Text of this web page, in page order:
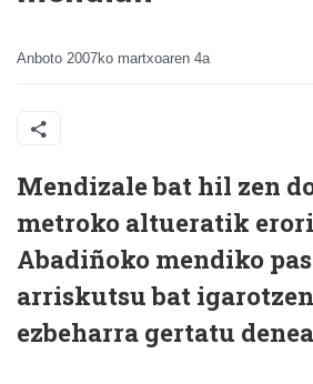
Anboto 2007ko martxoaren 4a
Mendizale bat hil zen
metroko altueratik
Abadiñoko mendiko
arriskutsu bat
ezbeharra gertatu